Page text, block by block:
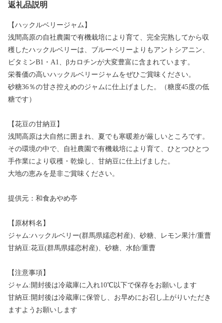
返礼品説明
【ハックルベリージャム】
浅間高原の自社農園で有機栽培により育て、完全完熟してから収
穫したハックルベリーは、ブルーベリーよりもアントシアニン、
ビタミンB1・A1、βカロチンが大変豊富に含まれています。
栄養価の高いハックルベリージャムをぜひご賞味ください。
砂糖36％の甘さ控えめのジャムに仕上げました。（糖度45度の低
糖です）
【花豆の甘納豆】
浅間高原は大自然に囲まれ、夏でも寒暖差が厳しいところです。
その環境の中で、自社農園で有機栽培により育て、ひとつひとつ
手作業により収穫・乾燥し、甘納豆に仕上げました。
大地の恵みを是非ご賞味ください。
提供元：和食あやめ亭
【原材料名】
ジャム:ハックルベリー(群馬県嬬恋村産)、砂糖、レモン果汁/重曹
甘納豆:花豆(群馬県嬬恋村産)、砂糖、水飴/重曹
【注意事項】
ジャム:開封後は冷蔵庫に入れ10℃以下で保存をお願いします
甘納豆:開封後は冷蔵庫に保管し、お早めにお召し上がりいただき
ますようお願いします